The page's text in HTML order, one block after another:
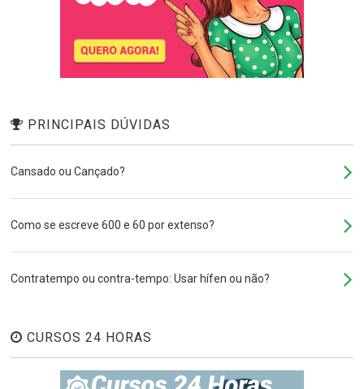
PRINCIPAIS DÚVIDAS
Cansado ou Cançado?
Como se escreve 600 e 60 por extenso?
Contratempo ou contra-tempo: Usar hífen ou não?
CURSOS 24 HORAS